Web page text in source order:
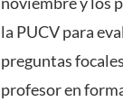
la PUCV para
preguntas
profesor en